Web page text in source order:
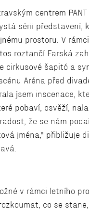
centrem
sérii představení,
prostoru. V
roztančí Farská
cirkusové šapitó a
Aréna před
jsem inscenace,
pobaví, osvěží,
že se nám
jména," přibližuje
v rámci letního
co se